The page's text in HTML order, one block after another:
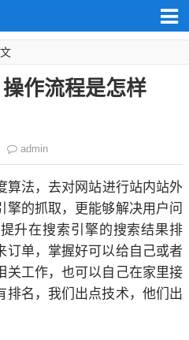
作流程是怎样
admin
算法，去对网站进行站内站外
擎的抓取，更能够解决用户问
升在搜索引擎的搜索结果排
订单，掌握好可以给自己或者
关工作，也可以自己在家里接
排名，我们出点技术，他们出